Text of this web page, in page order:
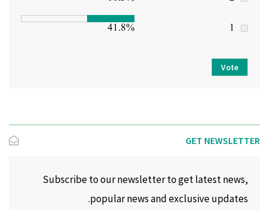
1
41.8%
Vote
GET NEWSLETTER
Subscribe to our newsletter to get latest news,
popular news and exclusive updates.